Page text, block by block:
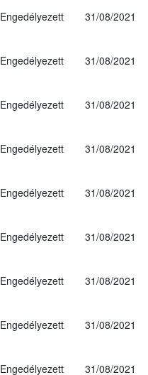
Engedélyezett 31/08/2021
Engedélyezett 31/08/2021
Engedélyezett 31/08/2021
Engedélyezett 31/08/2021
Engedélyezett 31/08/2021
Engedélyezett 31/08/2021
Engedélyezett 31/08/2021
Engedélyezett 31/08/2021
Engedélyezett 31/08/2021